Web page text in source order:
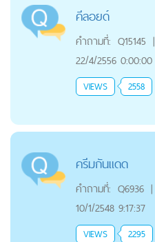
คีลอยด์
คำถามที่: Q15145 |
22/4/2556 0:00:00
VIEWS 2558
ครีมกันแดด
คำถามที่: Q6936 |
10/1/2548 9:17:37
VIEWS 2295